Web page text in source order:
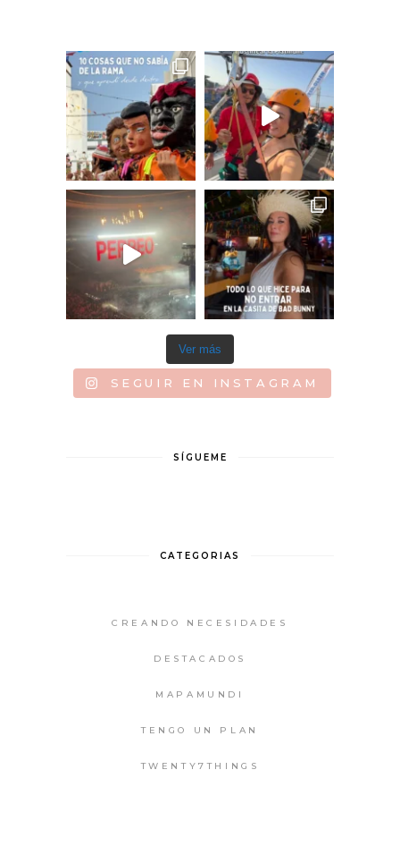
Ver más
SEGUIR EN INSTAGRAM
SÍGUEME
CATEGORIAS
CREANDO NECESIDADES
DESTACADOS
MAPAMUNDI
TENGO UN PLAN
TWENTY7THINGS